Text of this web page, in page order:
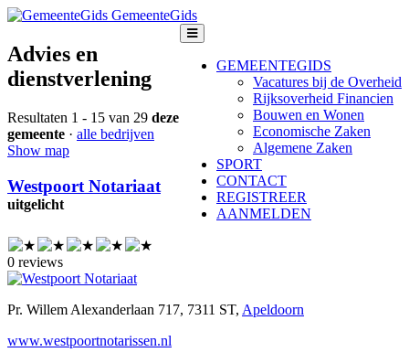
GemeenteGids
GEMEENTEGIDS
Vacatures bij de Overheid
Rijksoverheid Financien
Bouwen en Wonen
Economische Zaken
Algemene Zaken
SPORT
CONTACT
REGISTREER
AANMELDEN
Advies en
dienstverlening
Resultaten 1 - 15 van 29 deze
gemeente · alle bedrijven
Show map
Westpoort Notariaat
uitgelicht
0 reviews
Pr. Willem Alexanderlaan 717, 7311 ST, Apeldoorn
www.westpoortnotarissen.nl